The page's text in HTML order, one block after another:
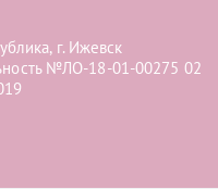
г. Ижевск
№ЛО-18-01-00275 02